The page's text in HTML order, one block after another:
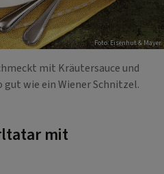
Foto: Eisenhut & Mayer
mit Kräutersauce und
wie ein Wiener Schnitzel.
mit